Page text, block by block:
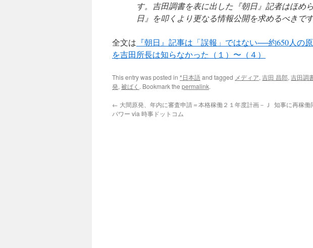
す。吉田調書を表に出した『朝日』記者はほめ
日』を叩くより更なる情報公開を求めるべきで
全文は 『朝日』記事は「誤報」ではない──約650人の
を吉田所長は知らなかった（１）〜（４）
This entry was posted in *日本語and tagged メディア, 吉田 昌郎, 吉田調
発, 被ばく . Bookmark the permalink.
← 大間原発、年内に審査申請＝本格稼働２１年度計画－Ｊ
パワー via 時事ドットコム
知事に再稼働